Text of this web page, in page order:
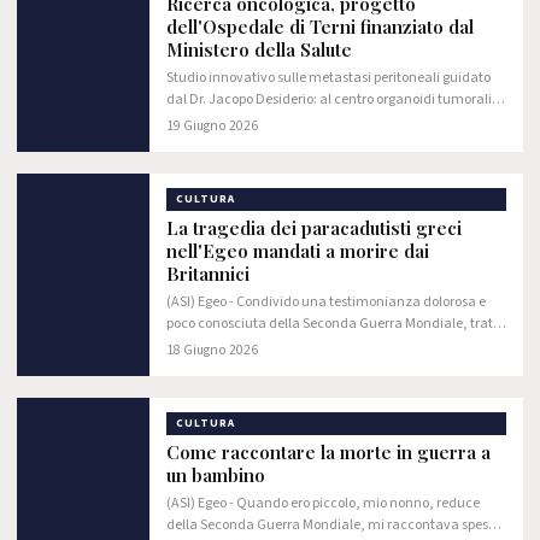
dell'Ospedale di Terni finanziato dal
Ministero della Salute
Studio innovativo sulle metastasi peritoneali guidato
dal Dr. Jacopo Desiderio: al centro organoidi tumorali e
terapie personalizzate
19 Giugno 2026
CULTURA
La tragedia dei paracadutisti greci
nell'Egeo mandati a morire dai
Britannici
(ASI) Egeo - ​Condivido una testimonianza dolorosa e
poco conosciuta della Seconda Guerra Mondiale, tratta
dai racconti di mio nonno, il Sottotenente del Contro
18 Giugno 2026
CULTURA
Come raccontare la morte in guerra a
un bambino
(ASI) Egeo - Quando ero piccolo, mio nonno, reduce
della Seconda Guerra Mondiale, mi raccontava spesso